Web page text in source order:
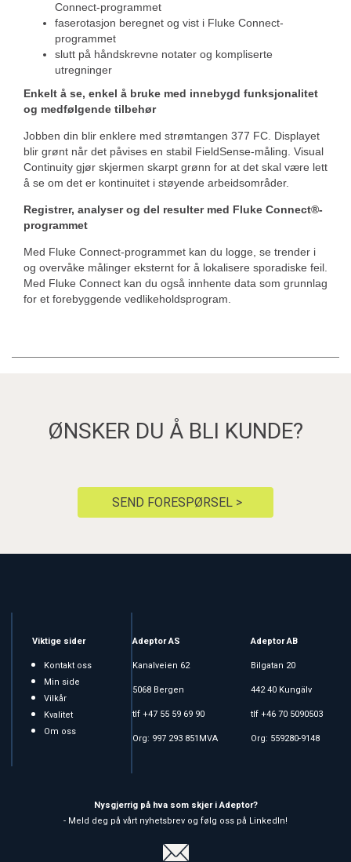
Connect-programmet
faserotasjon beregnet og vist i Fluke Connect-
programmet
slutt på håndskrevne notater og kompliserte
utregninger
Enkelt å se, enkel å bruke med innebygd funksjonalitet
og medfølgende tilbehør
Jobben din blir enklere med strømtangen 377 FC. Displayet
blir grønt når det påvises en stabil FieldSense-måling. Visual
Continuity gjør skjermen skarpt grønn for at det skal være lett
å se om det er kontinuitet i støyende arbeidsområder.
Registrer, analyser og del resulter med Fluke Connect®-
programmet
Med Fluke Connect-programmet kan du logge, se trender i
og overvåke målinger eksternt for å lokalisere sporadiske feil.
Med Fluke Connect kan du også innhente data som grunnlag
for et forebyggende vedlikeholdsprogram.
ØNSKER DU Å BLI KUNDE?
SEND FORESPØRSEL >
Viktige sider
Kontakt oss
Min side
Vilkår
Kvalitet
Om oss
Adeptor AS
Kanalveien 62
5068 Bergen
tlf +47 55 59 69 90
Org: 997 293 851MVA
Adeptor AB
Bilgatan 20
442 40 Kungälv
tlf +46 70 5090503
Org: 559280-9148
Nysgjerrig på hva som skjer i Adeptor?
- Meld deg på vårt nyhetsbrev og følg oss på LinkedIn!